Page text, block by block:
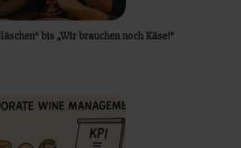
bis „Wir brauchen noch Käse!“